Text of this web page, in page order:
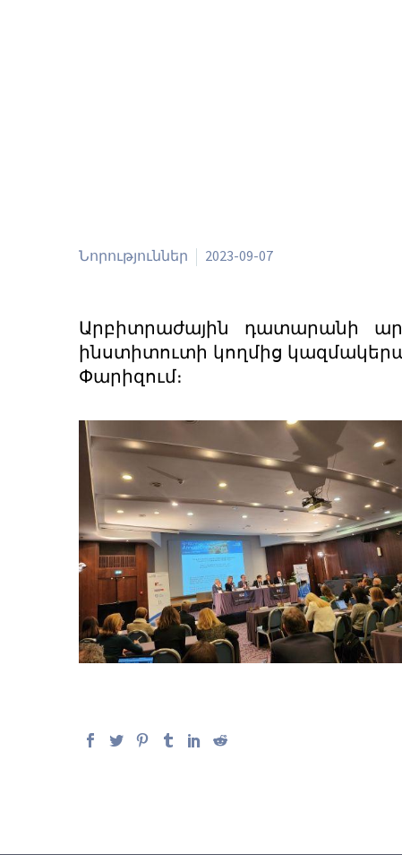
Նորություններ 2023-09-07
Արբիտրաժային դատարանի
ինստիտուտի կողմից
Փարիզում։